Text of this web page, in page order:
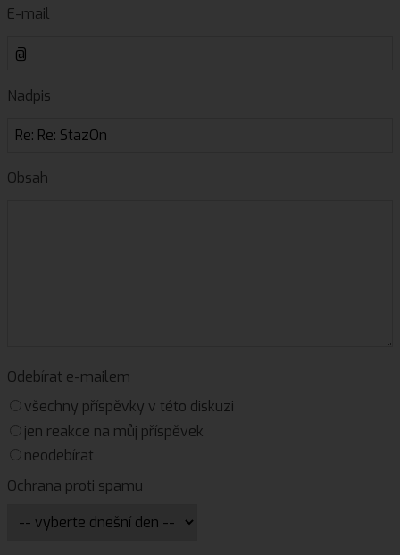
E-mail
Nadpis
Obsah
Odebírat e-mailem
všechny příspěvky v této diskuzi
jen reakce na můj příspěvek
neodebírat
Ochrana proti spamu